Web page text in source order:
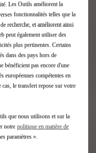
8 ANS DE
Les Outils améliorent la
fonctionnalités telles que la
recherche, et améliorent ainsi
peut également utiliser des
plus pertinentes. Certains
dans des pays hors de
bénéficient pas encore d'une
européennes compétentes en
cas, le transfert repose sur votre
que nous utilisons et sur la
notre politique en matière de
paramètres ».